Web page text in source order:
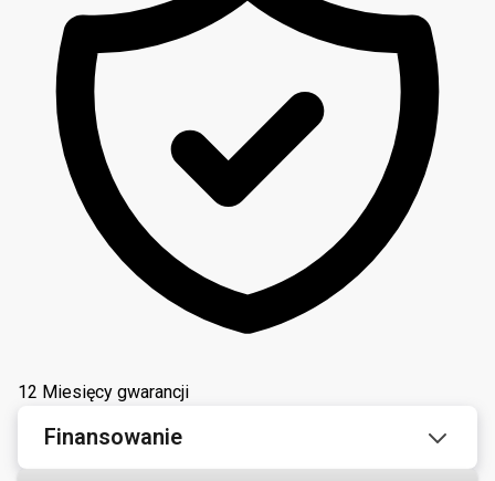
12 Miesięcy gwarancji
Finansowanie